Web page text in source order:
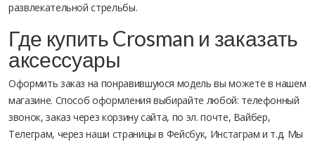
развлекательной стрельбы.
Где купить Crosman и заказать
аксессуары
Оформить заказ на понравившуюся модель вы можете в нашем
магазине. Способ оформления выбирайте любой: телефонный
звонок, заказ через корзину сайта, по эл. почте, Вайбер,
Телеграм, через наши страницы в Фейсбук, Инстаграм и т.д. Мы